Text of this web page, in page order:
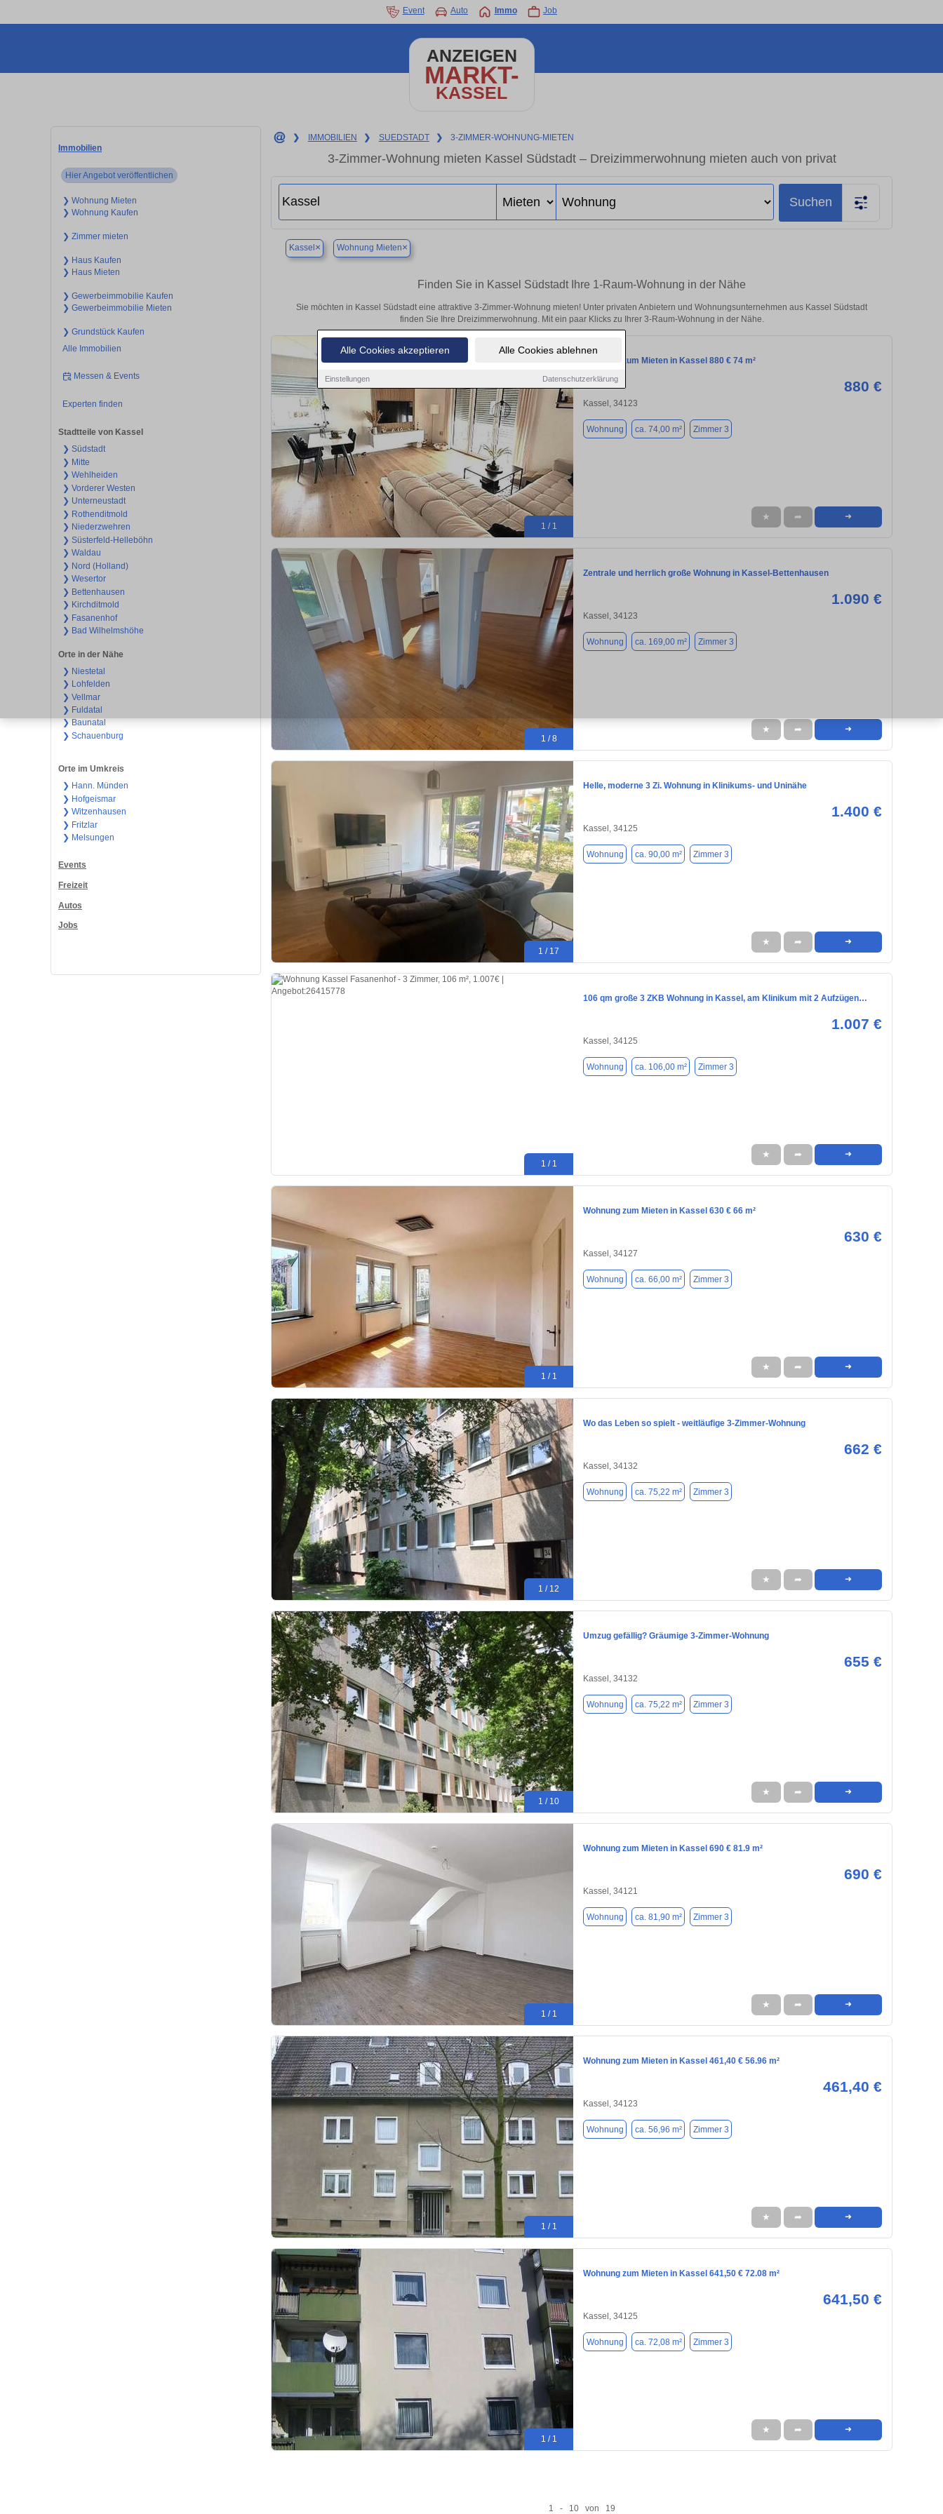
Alle Cookies akzeptieren Alle Cookies ablehnen
Einstellungen Datenschutzerklärung
Event Auto Immo Job
ANZEIGEN
MARKT-
KASSEL
Immobilien
Hier Angebot veröffentlichen
❯ Wohnung Mieten
❯ Wohnung Kaufen
❯ Zimmer mieten
❯ Haus Kaufen
❯ Haus Mieten
❯ Gewerbeimmobilie Kaufen
❯ Gewerbeimmobilie Mieten
❯ Grundstück Kaufen
Alle Immobilien
Messen & Events
Experten finden
Stadtteile von Kassel
❯ Südstadt
❯ Mitte
❯ Wehlheiden
❯ Vorderer Westen
❯ Unterneustadt
❯ Rothenditmold
❯ Niederzwehren
❯ Süsterfeld-Helleböhn
❯ Waldau
❯ Nord (Holland)
❯ Wesertor
❯ Bettenhausen
❯ Kirchditmold
❯ Fasanenhof
❯ Bad Wilhelmshöhe
Orte in der Nähe
❯ Niestetal
❯ Lohfelden
❯ Vellmar
❯ Fuldatal
❯ Baunatal
❯ Schauenburg
Orte im Umkreis
❯ Hann. Münden
❯ Hofgeismar
❯ Witzenhausen
❯ Fritzlar
❯ Melsungen
Events
Freizeit
Autos
Jobs
❯ IMMOBILIEN ❯ SUEDSTADT ❯ 3-ZIMMER-WOHNUNG-MIETEN
3-Zimmer-Wohnung mieten Kassel Südstadt – Dreizimmerwohnung mieten auch von privat
Suchen
Kassel × Wohnung Mieten×
Finden Sie in Kassel Südstadt Ihre 1-Raum-Wohnung in der Nähe
Sie möchten in Kassel Südstadt eine attraktive 3-Zimmer-Wohnung mieten! Unter privaten Anbietern und Wohnungsunternehmen aus Kassel Südstadt
finden Sie Ihre Dreizimmerwohnung. Mit ein paar Klicks zu Ihrer 3-Raum-Wohnung in der Nähe.
1 / 1
Wohnung zum Mieten in Kassel 880 € 74 m²
880 €
Kassel, 34123
Wohnung ca. 74,00 m² Zimmer 3
★ ➦ ➜
1 / 8
Zentrale und herrlich große Wohnung in Kassel-Bettenhausen
1.090 €
Kassel, 34123
Wohnung ca. 169,00 m² Zimmer 3
★ ➦ ➜
1 / 17
Helle, moderne 3 Zi. Wohnung in Klinikums- und Uninähe
1.400 €
Kassel, 34125
Wohnung ca. 90,00 m² Zimmer 3
★ ➦ ➜
1 / 1
106 qm große 3 ZKB Wohnung in Kassel, am Klinikum mit 2 Aufzügen…
1.007 €
Kassel, 34125
Wohnung ca. 106,00 m² Zimmer 3
★ ➦ ➜
1 / 1
Wohnung zum Mieten in Kassel 630 € 66 m²
630 €
Kassel, 34127
Wohnung ca. 66,00 m² Zimmer 3
★ ➦ ➜
1 / 12
Wo das Leben so spielt - weitläufige 3-Zimmer-Wohnung
662 €
Kassel, 34132
Wohnung ca. 75,22 m² Zimmer 3
★ ➦ ➜
1 / 10
Umzug gefällig? Gräumige 3-Zimmer-Wohnung
655 €
Kassel, 34132
Wohnung ca. 75,22 m² Zimmer 3
★ ➦ ➜
1 / 1
Wohnung zum Mieten in Kassel 690 € 81.9 m²
690 €
Kassel, 34121
Wohnung ca. 81,90 m² Zimmer 3
★ ➦ ➜
1 / 1
Wohnung zum Mieten in Kassel 461,40 € 56.96 m²
461,40 €
Kassel, 34123
Wohnung ca. 56,96 m² Zimmer 3
★ ➦ ➜
1 / 1
Wohnung zum Mieten in Kassel 641,50 € 72.08 m²
641,50 €
Kassel, 34125
Wohnung ca. 72,08 m² Zimmer 3
★ ➦ ➜
1 - 10 von 19